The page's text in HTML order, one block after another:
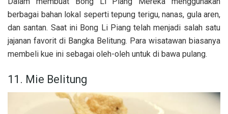
berbagai bahan lokal seperti tepung terigu, nanas, gula aren,
dan santan. Saat ini Bong Li Piang telah menjadi salah satu
jajanan favorit di Bangka Belitung. Para wisatawan biasanya
membeli kue ini sebagai oleh-oleh untuk di bawa pulang.
11. Mie Belitung